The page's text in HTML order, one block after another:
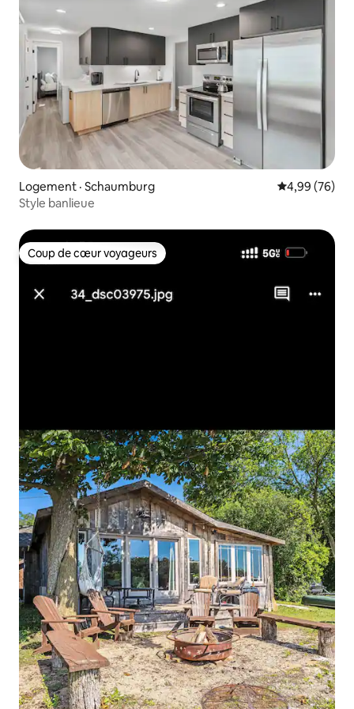
Logement · Schaumburg Note
4,99 (76)
Style banlieue
Coup de cœur voyageurs
Coup de cœur voyageurs